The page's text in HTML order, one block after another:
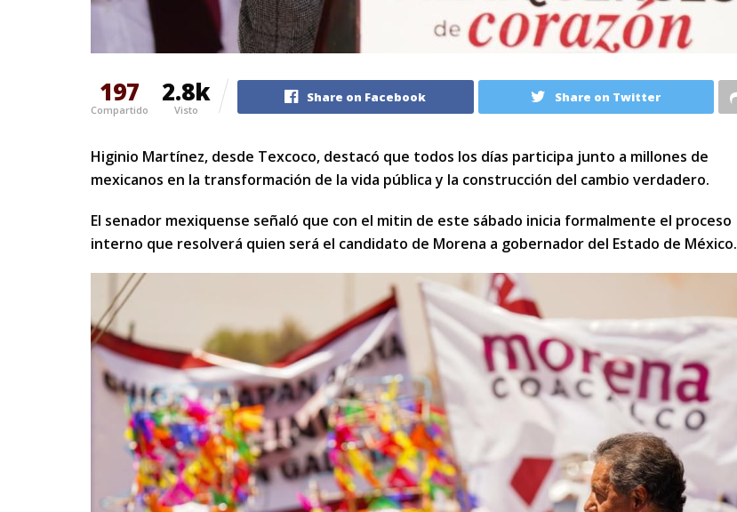
197
Compartido
2.8k
Visto
Share on Facebook Share on Twitter
Higinio Martínez, desde Texcoco, destacó que todos los días participa junto a millones de
mexicanos en la transformación de la vida pública y la construcción del cambio verdadero.
El senador mexiquense señaló que con el mitin de este sábado inicia formalmente el proceso
interno que resolverá quien será el candidato de Morena a gobernador del Estado de México.